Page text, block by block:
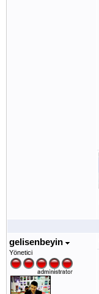
gelisenbeyin
Yönetici